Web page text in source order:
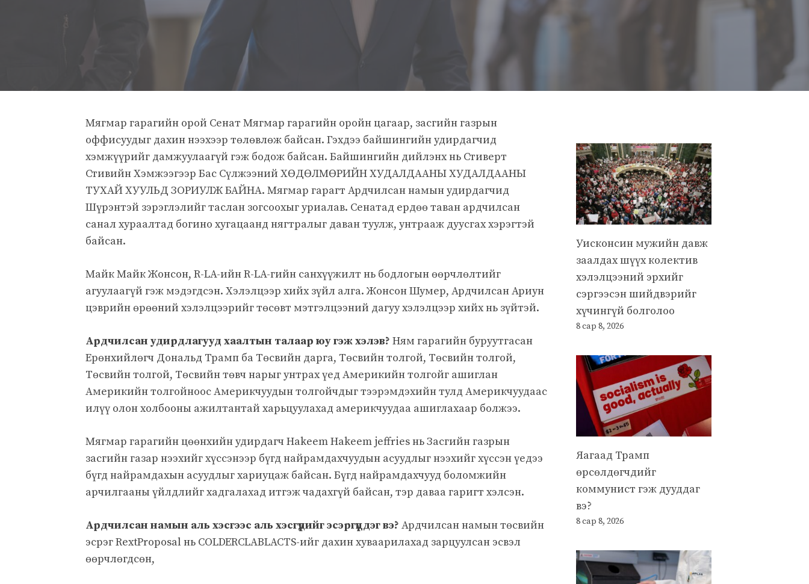
Мягмар гарагийн орой Сенат Мягмар гарагийн оройн цагаар, засгийн газрын
оффисуудыг дахин нээхээр төлөвлөж байсан. Гэхдээ байшингийн удирдагчид
хэмжүүрийг дамжуулаагүй гэж бодож байсан. Байшингийн дийлэнх нь Стиверт
Стивийн Хэмжээгээр Бас Сүлжээний ХӨДӨЛМӨРИЙН ХУДАЛДААНЫ ХУДАЛДААНЫ
ТУХАЙ ХУУЛЬД ЗОРИУЛЖ БАЙНА. Мягмар гарагт Ардчилсан намын удирдагчид
Шүрэнтэй зэрэглэлийг таслан зогсоохыг уриалав. Сенатад ердөө таван ардчилсан
санал хураалтад богино хугацаанд нягтралыг даван туулж, унтрааж дуусгах хэрэгтэй
байсан.
Майк Майк Жонсон, R-LA-ийн R-LA-гийн санхүүжилт нь бодлогын өөрчлөлтийг
агуулаагүй гэж мэдэгдсэн. Хэлэлцээр хийх зүйл алга. Жонсон Шумер, Ардчилсан Ариун
цэврийн өрөөний хэлэлцээрийг төсөвт мэтгэлцээний дагуу хэлэлцээр хийх нь зүйтэй.
Ардчилсан удирдлагууд хаалтын талаар юу гэж хэлэв? Ням гарагийн буруутгасан
Ерөнхийлөгч Дональд Трамп ба Төсвийн дарга, Төсвийн толгой, Төсвийн толгой,
Төсвийн толгой, Төсвийн төвч нарыг унтрах үед Америкийн толгойг ашиглан
Америкийн толгойноос Америкчуудын толгойчдыг тээрэмдэхийн тулд Америкчуудаас
илүү олон холбооны ажилтантай харьцуулахад америкчуудаа ашиглахаар болжээ.
Мягмар гарагийн цөөнхийн удирдагч Hakeem Hakeem jeffries нь Засгийн газрын
засгийн газар нээхийг хүссэнээр бүгд найрамдахчуудын асуудлыг нээхийг хүссэн үедээ
бүгд найрамдахын асуудлыг хариуцаж байсан. Бүгд найрамдахчууд боломжийн
арчилгааны үйлдлийг хадгалахад итгэж чадахгүй байсан, тэр даваа гаригт хэлсэн.
Ардчилсан намын аль хэсгээс аль хэсгүүдийг эсэргүүцдэг вэ? Ардчилсан намын төсвийн
эсрэг RextProposal нь COLDERCLABLACTS-ийг дахин хуваарилахад зарцуулсан эсвэл
өөрчлөгдсөн,
Уисконсин мужийн давж
заалдах шүүх колектив
хэлэлцээний эрхийг
сэргээсэн шийдвэрийг
хүчингүй болголоо
8 сар 8, 2026
Яагаад Трамп
өрсөлдөгчдийг
коммунист гэж дууддаг
вэ?
8 сар 8, 2026